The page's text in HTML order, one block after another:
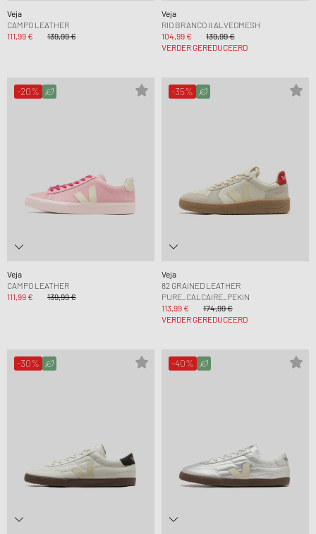
Veja
CAMPO LEATHER
111,99 €
139,99 €
Veja
RIO BRANCO II ALVEOMESH
104,99 €
139,99 €
VERDER GEREDUCEERD
-20%
Veja
CAMPO LEATHER
111,99 €
139,99 €
-35%
Veja
82 GRAINED LEATHER
PURE_CALCAIRE_PEKIN
113,99 €
174,99 €
VERDER GEREDUCEERD
-30% -40%